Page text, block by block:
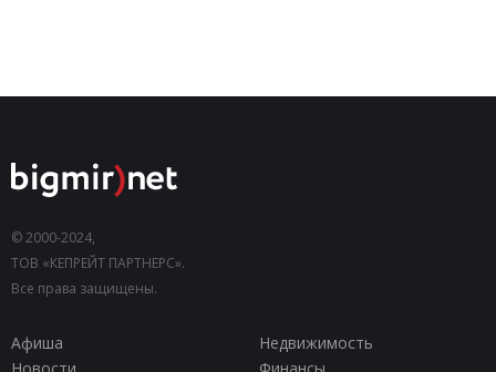
© 2000-2024,
ТОВ «КЕПРЕЙТ ПАРТНЕРС».
Все права защищены.
Афиша
Недвижимость